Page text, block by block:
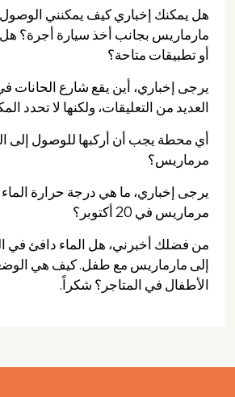
هل يمكنك إخباري كيف يمكنني الوصول
مارماريس بجانب أخذ سيارة أجرة؟
أو تطبيقات متاحة؟
يرجى إخباري، أين يقع شارع
العديد من التعليقات، ولكنها لا تحدد
أي محطة يجب أن أركبها للوصول إلى
مرماريس؟
يرجى إخباري، ما هي درجة حرارة الماء
مرماريس في 20 أكتوبر؟
من فضلك أخبرني، هل الماء دافئ في
إلى مارماريس مع طفل. كيف هي
الأطفال في المتاجر؟ شكراً.